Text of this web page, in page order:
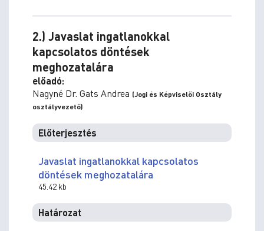
2.) Javaslat ingatlanokkal
kapcsolatos döntések
meghozatalára
előadó:
Nagyné Dr. Gats Andrea (Jogi és Képviselői Osztály
osztályvezető)
Előterjesztés
Javaslat ingatlanokkal kapcsolatos
döntések meghozatalára
45.42 kb
Határozat